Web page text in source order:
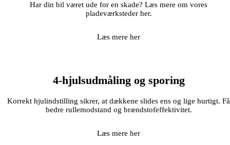
Har din bil været ude for en skade? Læs mere om vores
pladeværksteder her.
Læs mere her
4-hjulsudmåling og sporing
Korrekt hjulindstilling sikrer, at dækkene slides ens og lige hurtigt. Få
bedre rullemodstand og brændstofeffektivitet.
Læs mere her